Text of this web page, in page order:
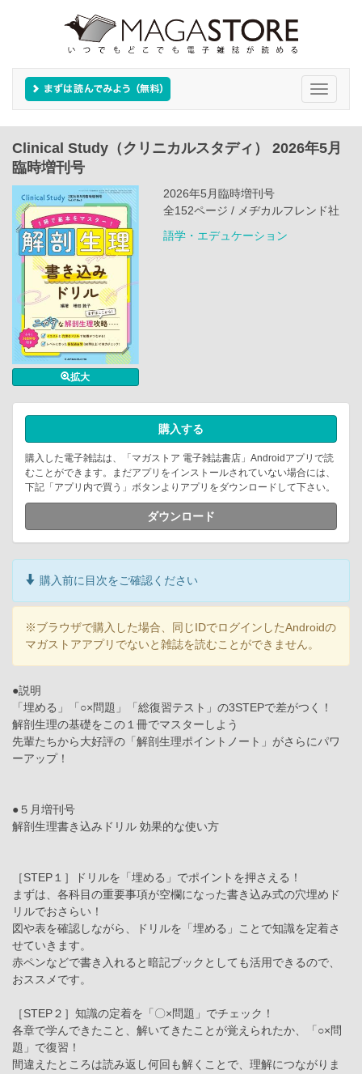
Toggle
Clinical Study（クリニカルスタディ） 2026年5月
臨時増刊号
拡大
2026年5月臨時増刊号
全152ページ / メヂカルフレンド社
語学・エデュケーション
購入する
購入した電子雑誌は、「マガストア 電子雑誌書店」Androidアプリで読
むことができます。まだアプリをインストールされていない場合には、
下記「アプリ内で買う」ボタンよりアプリをダウンロードして下さい。
ダウンロード
購入前に目次をご確認ください
※ブラウザで購入した場合、同じIDでログインしたAndroidの
マガストアアプリでないと雑誌を読むことができません。
●説明
「埋める」「○×問題」「総復習テスト」の3STEPで差がつく！
解剖生理の基礎をこの１冊でマスターしよう
先輩たちから大好評の「解剖生理ポイントノート」がさらにパワ
ーアップ！
●５月増刊号
解剖生理書き込みドリル 効果的な使い方
［STEP１］ドリルを「埋める」でポイントを押さえる！
まずは、各科目の重要事項が空欄になった書き込み式の穴埋めド
リルでおさらい！
図や表を確認しながら、ドリルを「埋める」ことで知識を定着さ
せていきます。
赤ペンなどで書き入れると暗記ブックとしても活用できるので、
おススメです。
［STEP２］知識の定着を「〇×問題」でチェック！
各章で学んできたこと、解いてきたことが覚えられたか、「○×問
題」で復習！
間違えたところは読み返し何回も解くことで、理解につながりま